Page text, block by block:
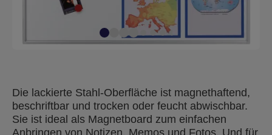
Die lackierte Stahl-Oberfläche ist magnethaftend,
beschriftbar und trocken oder feucht abwischbar.
Sie ist ideal als Magnetboard zum einfachen
Anbringen von Notizen, Memos und Fotos. Und für